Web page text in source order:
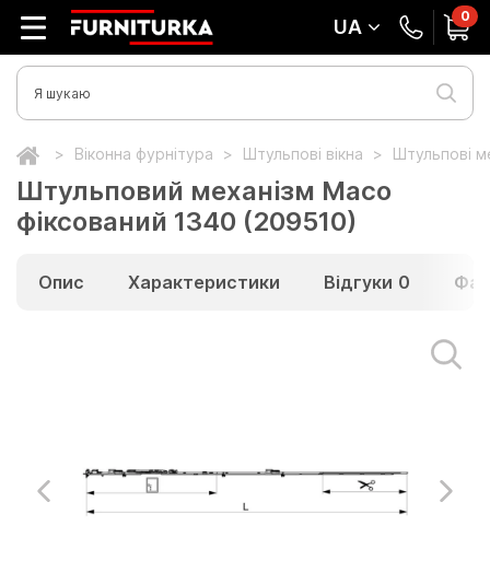
UA 0
Віконна фурнітура Штульпові вікна Штульпові
Штульповий механізм Maco
фіксований 1340 (209510)
Опис Характеристики Відгуки 0